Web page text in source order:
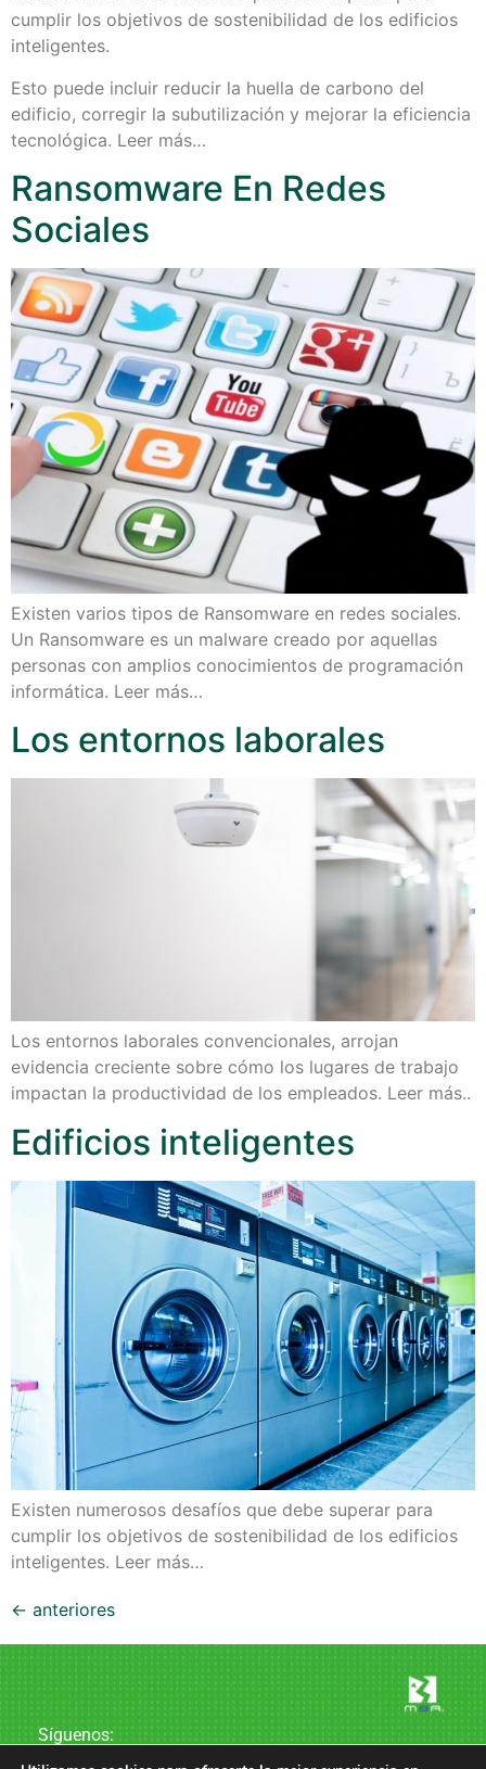
cumplir los objetivos de sostenibilidad de los edificios
inteligentes.
Esto puede incluir reducir la huella de carbono del
edificio, corregir la subutilización y mejorar la eficiencia
tecnológica. Leer más…
Ransomware En Redes
Sociales
Existen varios tipos de Ransomware en redes sociales.
Un Ransomware es un malware creado por aquellas
personas con amplios conocimientos de programación
informática. Leer más…
Los entornos laborales
Los entornos laborales convencionales, arrojan
evidencia creciente sobre cómo los lugares de trabajo
impactan la productividad de los empleados. Leer más..
Edificios inteligentes
Existen numerosos desafíos que debe superar para
cumplir los objetivos de sostenibilidad de los edificios
inteligentes. Leer más…
← anteriores
Síguenos: